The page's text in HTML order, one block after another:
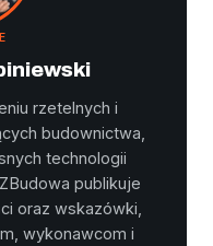
rzetelnych i
budownictwa,
technologii
publikuje
oraz wskazówki,
wykonawcom i